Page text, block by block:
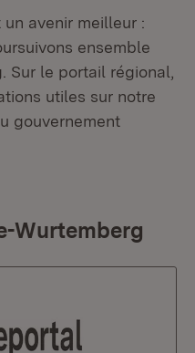
avenir meilleur :
ensemble
Sur le portail régional,
utiles sur notre
gouvernement
Wurtemberg